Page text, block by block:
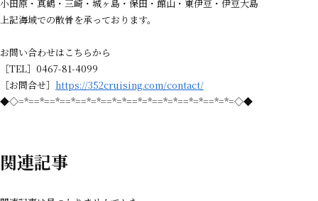
小田原・真鶴・三崎・城ヶ島・保田・館山・東伊豆・伊豆大島
上記海域での散骨を承っております。
お問い合わせはこちらから
［TEL］0467-81-4099
［お問合せ］ https://352cruising.com/contact/
◆◇=*==*==*==*==*=*==*=*==*=*==*=*==*=*==*=*=◇◆
関連記事